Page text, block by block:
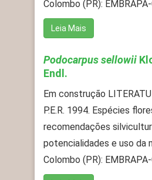
Colombo (PR): EMBRAPA-
Leia Mais
Podocarpus sellowii
Endl.
Em construção
P.E.R. 1994. Espécies
recomendações
potencialidades e uso da
Colombo (PR):